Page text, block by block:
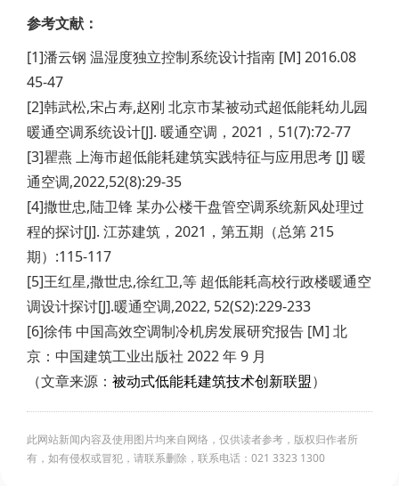
参考文献：
[1]潘云钢 温湿度独立控制系统设计指南 [M] 2016.08
45-47
[2]韩武松,宋占寿,赵刚 北京市某被动式超低能耗幼儿园
暖通空调系统设计[J]. 暖通空调，2021，51(7):72-77
[3]瞿燕 上海市超低能耗建筑实践特征与应用思考 [J] 暖
通空调,2022,52(8):29-35
[4]撒世忠,陆卫锋 某办公楼干盘管空调系统新风处理过
程的探讨[J]. 江苏建筑，2021，第五期（总第 215
期）:115-117
[5]王红星,撒世忠,徐红卫,等 超低能耗高校行政楼暖通空
调设计探讨[J].暖通空调,2022, 52(S2):229-233
[6]徐伟 中国高效空调制冷机房发展研究报告 [M] 北
京：中国建筑工业出版社 2022 年 9 月
（文章来源： 被动式低能耗建筑技术创新联盟）
此网站新闻内容及使用图片均来自网络，仅供读者参考，版权归作者所
有，如有侵权或冒犯，请联系删除，联系电话：021 3323 1300